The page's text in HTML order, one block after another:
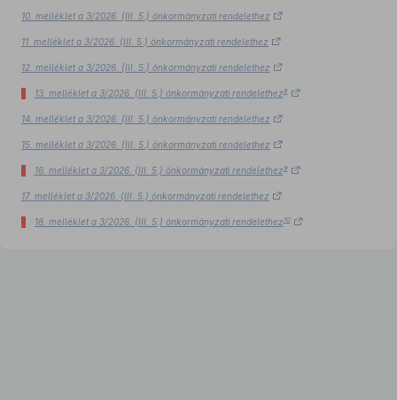
10. melléklet a 3/2026. (III. 5.) önkormányzati rendelethez
11. melléklet a 3/2026. (III. 5.) önkormányzati rendelethez
12. melléklet a 3/2026. (III. 5.) önkormányzati rendelethez
13. melléklet a 3/2026. (III. 5.) önkormányzati rendelethez8
14. melléklet a 3/2026. (III. 5.) önkormányzati rendelethez
15. melléklet a 3/2026. (III. 5.) önkormányzati rendelethez
16. melléklet a 3/2026. (III. 5.) önkormányzati rendelethez9
17. melléklet a 3/2026. (III. 5.) önkormányzati rendelethez
18. melléklet a 3/2026. (III. 5.) önkormányzati rendelethez10